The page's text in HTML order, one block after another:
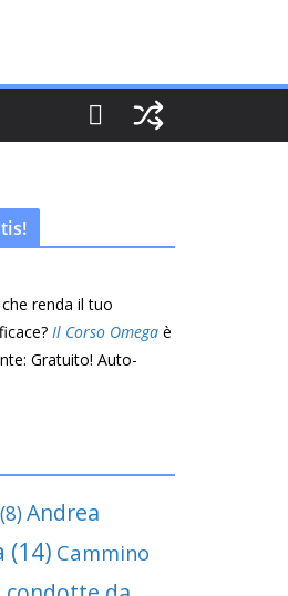
renda il tuo
Il Corso Omega è
Gratuito! Auto-
(8)Andrea
(14) Cammino